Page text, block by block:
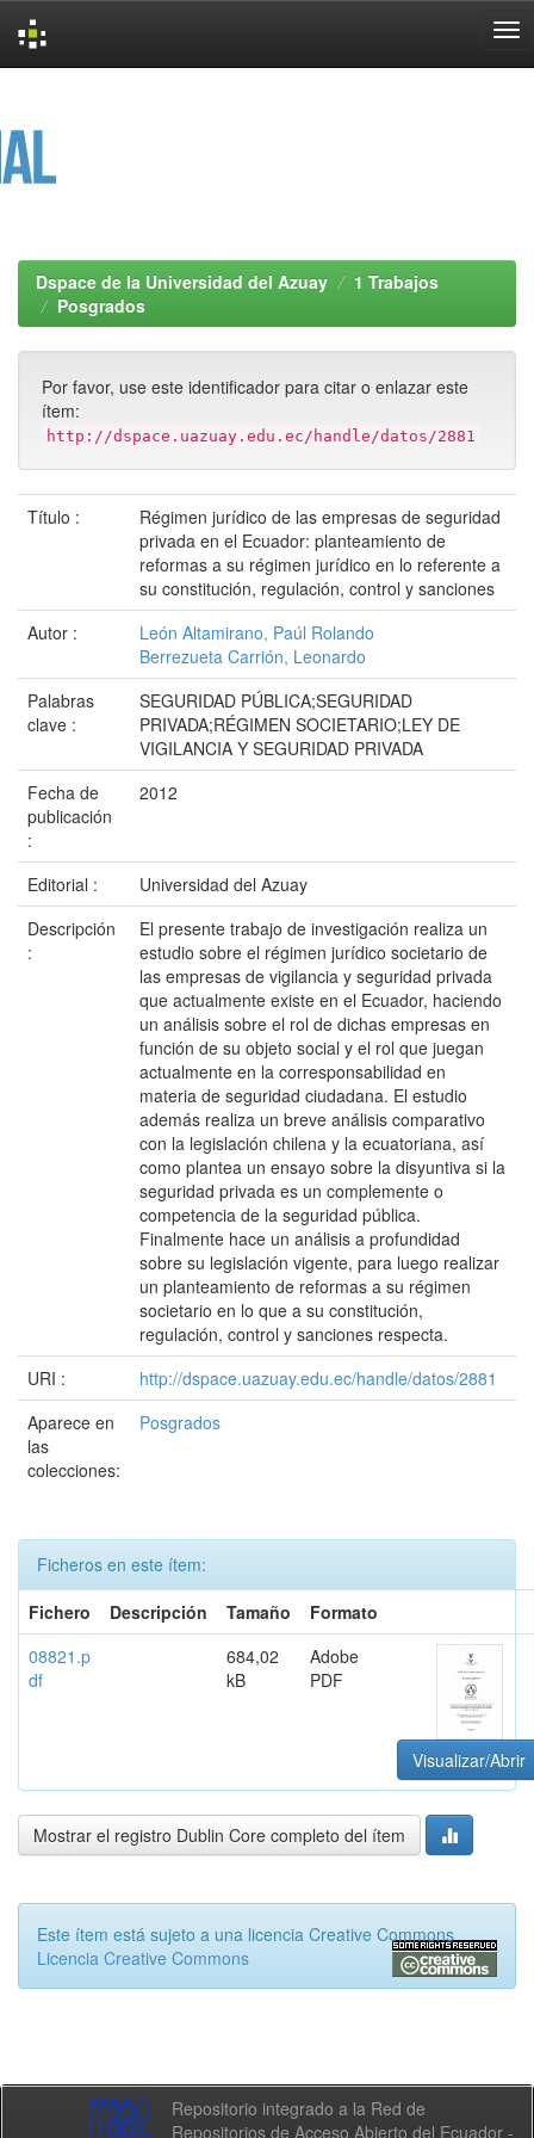
Dspace de la Universidad del Azuay
1 Trabajos
Posgrados
Por favor, use este identificador para citar o enlazar este
ítem:
http://dspace.uazuay.edu.ec/handle/datos/2881
Título :
Régimen jurídico de las empresas de seguridad
privada en el Ecuador: planteamiento de
reformas a su régimen jurídico en lo referente a
su constitución, regulación, control y sanciones
Autor :
León Altamirano, Paúl Rolando
Berrezueta Carrión, Leonardo
Palabras
clave :
SEGURIDAD PÚBLICA;SEGURIDAD
PRIVADA;RÉGIMEN SOCIETARIO;LEY DE
VIGILANCIA Y SEGURIDAD PRIVADA
Fecha de
publicación
:
2012
Editorial :
Universidad del Azuay
Descripción
:
El presente trabajo de investigación realiza un
estudio sobre el régimen jurídico societario de
las empresas de vigilancia y seguridad privada
que actualmente existe en el Ecuador, haciendo
un análisis sobre el rol de dichas empresas en
función de su objeto social y el rol que juegan
actualmente en la corresponsabilidad en
materia de seguridad ciudadana. El estudio
además realiza un breve análisis comparativo
con la legislación chilena y la ecuatoriana, así
como plantea un ensayo sobre la disyuntiva si la
seguridad privada es un complemente o
competencia de la seguridad pública.
Finalmente hace un análisis a profundidad
sobre su legislación vigente, para luego realizar
un planteamiento de reformas a su régimen
societario en lo que a su constitución,
regulación, control y sanciones respecta.
URI :
http://dspace.uazuay.edu.ec/handle/datos/2881
Aparece en
las
colecciones:
Posgrados
Ficheros en este ítem:
Fichero
Descripción Tamaño
Formato
08821.p
df
684,02
kB
Adobe
PDF
Visualizar/Abrir
Mostrar el registro Dublin Core completo del ítem
Este ítem está sujeto a una licencia Creative Commons
Licencia Creative Commons
Repositorio integrado a la Red de
Repositorios de Acceso Abierto del Ecuador -